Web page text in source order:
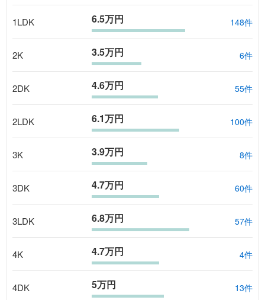
1LDK 6.5万円 148件
2K 3.5万円 6件
2DK 4.6万円 55件
2LDK 6.1万円 100件
3K 3.9万円 8件
3DK 4.7万円 60件
3LDK 6.8万円 57件
4K 4.7万円 4件
4DK 5万円 13件